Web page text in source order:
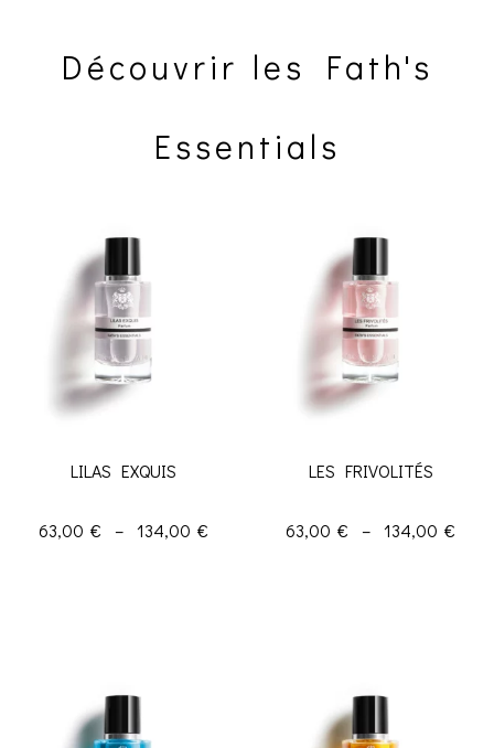
Découvrir les Fath's
Essentials
LILAS EXQUIS
63,00 € – 134,00 €
LES FRIVOLITÉS
63,00 € – 134,00 €